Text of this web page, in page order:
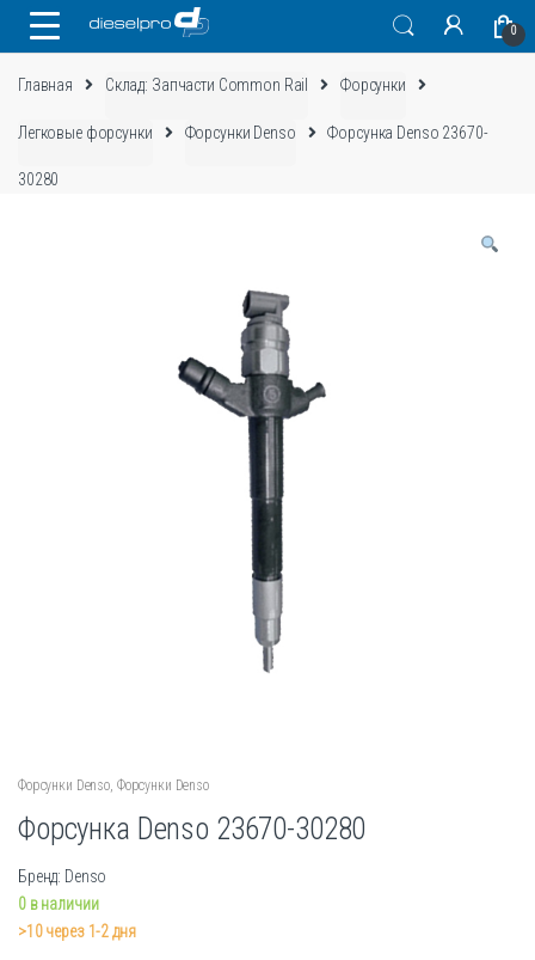
0
Главная Склад: Запчасти Common Rail Форсунки
Легковые форсунки Форсунки Denso Форсунка Denso 23670-
30280
Форсунки Denso Форсунки Denso
Форсунка Denso 23670-30280
Бренд: Denso
0 в наличии
>10 через 1-2 дня